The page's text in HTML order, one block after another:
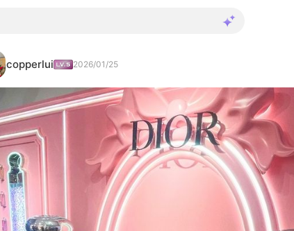
copperlui 2026/01/25